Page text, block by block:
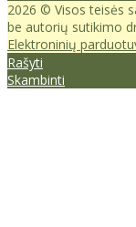
2026 © Visos teisės
be autorių sutikimo
Elektroninių
Rašyti
Skambinti